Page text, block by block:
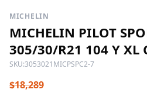
MICHELIN
MICHELIN PILOT
305/30/R21 104 Y XL
SKU:3053021MICPSPC2-7
$18,289